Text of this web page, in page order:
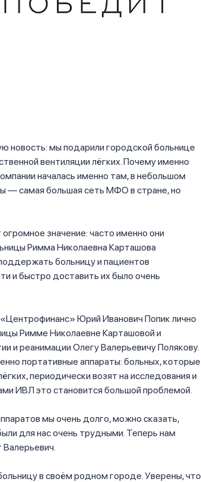
мы подарили городской больнице
вентиляции лёгких. Почему именно
началась именно там, в небольшом
— самая большая сеть МФО в стране, но
значение: часто именно они
Римма Николаевна Карташова
больницу и пациентов
и быстро доставить их было очень
Юрий Иванович Попик лично
Римме Николаевне Карташовой и
и реанимации Олегу Валерьевичу Полякову.
портативные аппараты: больных, которые
периодически возят на исследования и
ИВЛ это становится большой проблемой.
мы очень долго, можно сказать,
для нас очень трудными. Теперь нам
в своём родном городе. Уверены, что